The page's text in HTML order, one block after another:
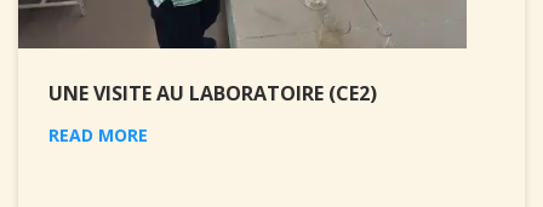
UNE VISITE AU LABORATOIRE (CE2)
READ MORE